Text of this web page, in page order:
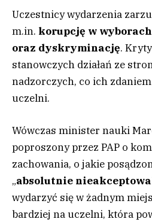
Uczestnicy wydarzenia
m.in. korupcję w
oraz dyskryminację.
stanowczych działań ze
nadzorczych, co ich
uczelni.
Wówczas minister nauki
poproszony przez PAP o
zachowania, o jakie
„absolutnie
wydarzyć się w żadnym
bardziej na uczelni, która